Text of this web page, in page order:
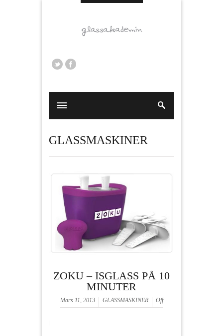
GLASSMASKINER
ZOKU – ISGLASS PÅ 10
MINUTER
Mars 11, 2013 GLASSMASKINER Off